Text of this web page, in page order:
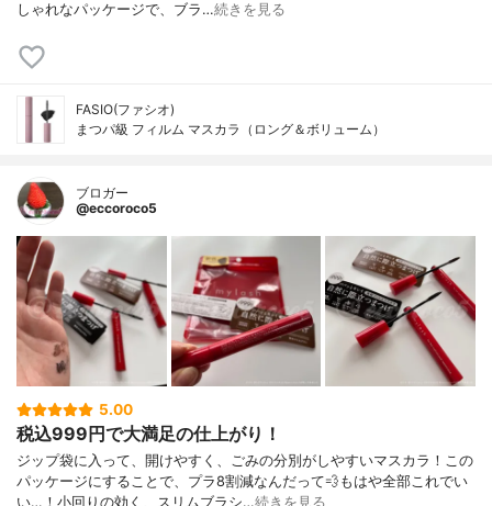
しゃれなパッケージで、ブラ…続きを見る
FASIO(ファシオ)
まつパ級 フィルム マスカラ（ロング＆ボリューム）
ブロガー
@eccoroco5
5.00
税込999円で大満足の仕上がり！
ジップ袋に入って、開けやすく、ごみの分別がしやすいマスカラ！この
パッケージにすることで、プラ8割減なんだって💨もはや全部これでい
い…！小回りの効く、スリムブラシ…続きを見る